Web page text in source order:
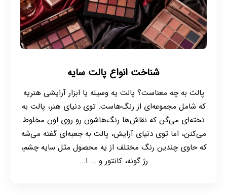
شناخت انواع پالت سایه
پالت به چه معناست؟ پالت یه وسیله یا ابزار آرایشی‌ هنریه
که شامل مجموعه‌ای از رنگ‌هاست. توی دنیای هنر، پالت به
تخته‌ای می‌گن که نقاش‌ها رنگ‌هاشون رو روی اون مخلوط
می‌کنن، اما توی دنیای آرایش، پالت به جعبه‌ای گفته می‌شه
که حاوی چندین رنگ مختلف از یه محصول مثل سایه چشم،
رژ گونه، کانتور و ... ا...